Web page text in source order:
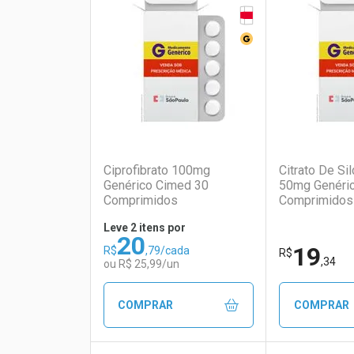
Ativar Desconto
Comprar sem Desconto
Comprar sem Desconto
Ativar
Comprar
Comprar
Ciprofibrato 100mg
Genérico Cimed 30
Comprimidos
Tarja Vermelha
Medicamento
Leve 2 itens por
R$20,79/cada
ou R$ 25,99/un
COMPRAR
Citrato De
50mg
Comprimidos
R$19,34
COMPRAR